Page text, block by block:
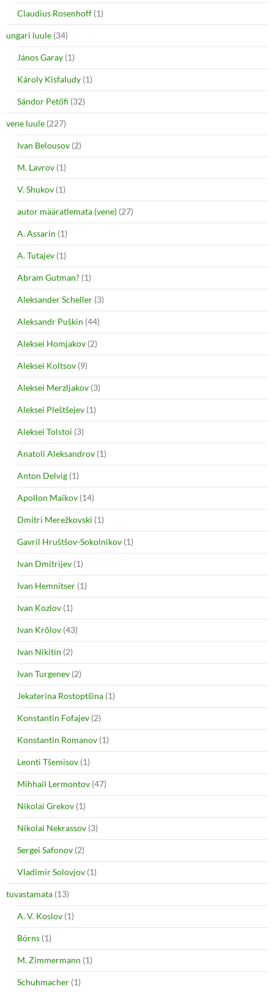
Claudius Rosenhoff (1)
ungari luule (34)
János Garay (1)
Károly Kisfaludy (1)
Sándor Petőfi (32)
vene luule (227)
Ivan Belousov (2)
M. Lavrov (1)
V. Shukov (1)
autor määratlemata (vene) (27)
A. Assarin (1)
A. Tutajev (1)
Abram Gutman? (1)
Aleksander Scheller (3)
Aleksandr Puškin (44)
Aleksei Homjakov (2)
Aleksei Koltsov (9)
Aleksei Merzljakov (3)
Aleksei Pleštšejev (1)
Aleksei Tolstoi (3)
Anatoli Aleksandrov (1)
Anton Delvig (1)
Apollon Maikov (14)
Dmitri Merežkovski (1)
Gavril Hruštšov-Sokolnikov (1)
Ivan Dmitrijev (1)
Ivan Hemnitser (1)
Ivan Kozlov (1)
Ivan Krõlov (43)
Ivan Nikitin (2)
Ivan Turgenev (2)
Jekaterina Rostoptšina (1)
Konstantin Fofajev (2)
Konstantin Romanov (1)
Leonti Tšemisov (1)
Mihhail Lermontov (47)
Nikolai Grekov (1)
Nikolai Nekrassov (3)
Sergei Safonov (2)
Vladimir Solovjov (1)
tuvastamata (13)
A. V. Koslov (1)
Börns (1)
M. Zimmermann (1)
Schuhmacher (1)